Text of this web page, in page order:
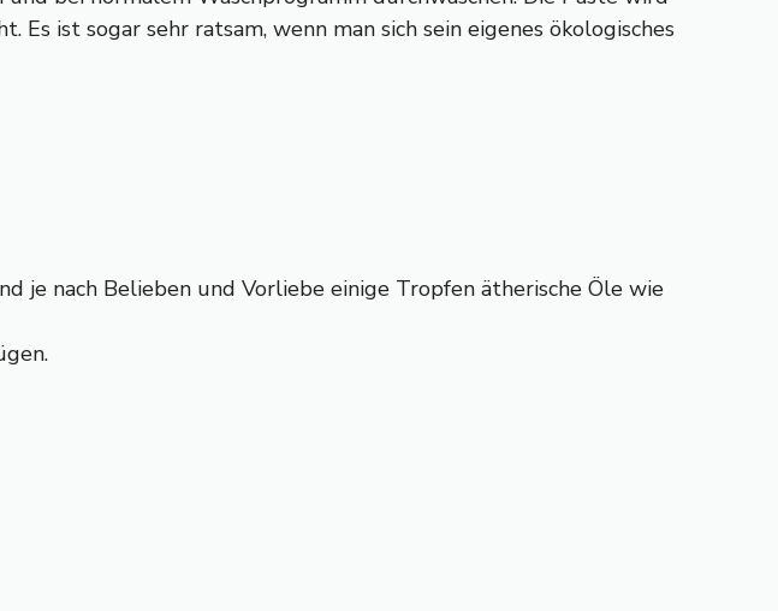
ist sogar sehr ratsam, wenn man sich sein eigenes ökologisches
je nach Belieben und Vorliebe einige Tropfen ätherische Öle wie